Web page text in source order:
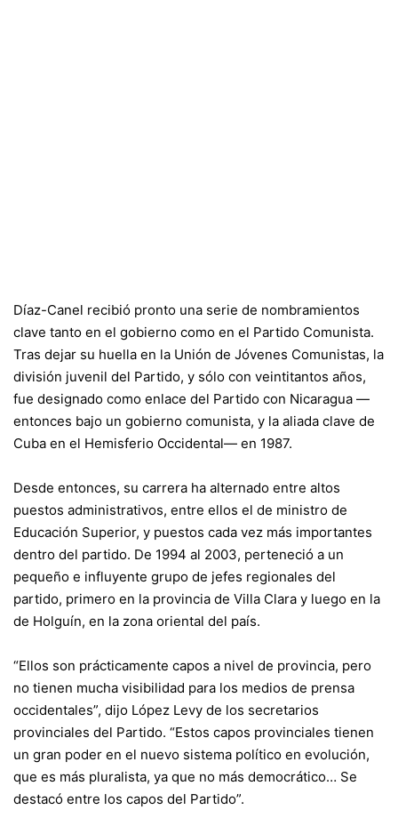
Díaz-Canel recibió pronto una serie de nombramientos
clave tanto en el gobierno como en el Partido Comunista.
Tras dejar su huella en la Unión de Jóvenes Comunistas, la
división juvenil del Partido, y sólo con veintitantos años,
fue designado como enlace del Partido con Nicaragua —
entonces bajo un gobierno comunista, y la aliada clave de
Cuba en el Hemisferio Occidental— en 1987.
Desde entonces, su carrera ha alternado entre altos
puestos administrativos, entre ellos el de ministro de
Educación Superior, y puestos cada vez más importantes
dentro del partido. De 1994 al 2003, perteneció a un
pequeño e influyente grupo de jefes regionales del
partido, primero en la provincia de Villa Clara y luego en la
de Holguín, en la zona oriental del país.
“Ellos son prácticamente capos a nivel de provincia, pero
no tienen mucha visibilidad para los medios de prensa
occidentales”, dijo López Levy de los secretarios
provinciales del Partido. “Estos capos provinciales tienen
un gran poder en el nuevo sistema político en evolución,
que es más pluralista, ya que no más democrático… Se
destacó entre los capos del Partido”.